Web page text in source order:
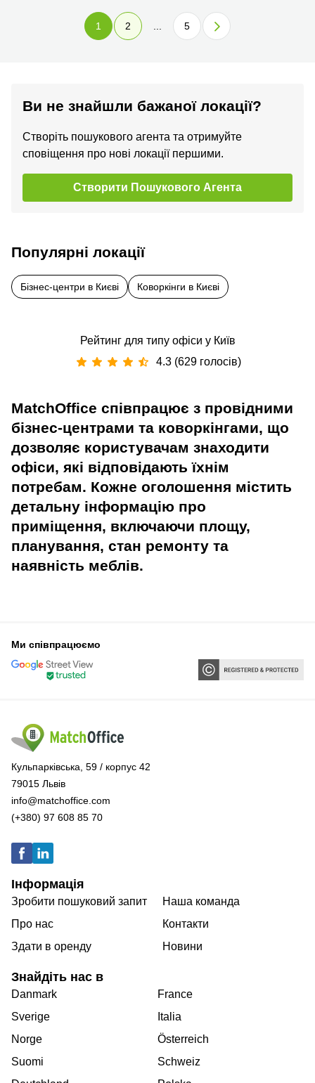
1 2 5
Ви не знайшли бажаної локації?
Створіть пошукового агента та отримуйте
сповіщення про нові локації першими.
Створити Пошукового Агента
Популярні локації
Бізнес-центри в Києві Коворкінги в Києві
Рейтинг для типу офіси у Київ
4.3 (629 голосів)
MatchOffice співпрацює з провідними
бізнес-центрами та коворкінгами, що
дозволяє користувачам знаходити
офіси, які відповідають їхнім
потребам. Кожне оголошення містить
детальну інформацію про
приміщення, включаючи площу,
планування, стан ремонту та
наявність меблів.
Ми співпрацюємо
Кульпарківська, 59 / корпус 42
79015 Львів
info@matchoffice.com
(+380) 97 608 85 70
Інформація
Зробити пошуковий запит
Про нас
Здати в оренду
Наша команда
Контакти
Новини
Знайдіть нас в
Danmark
Sverige
Norge
Suomi
France
Italia
Österreich
Schweiz